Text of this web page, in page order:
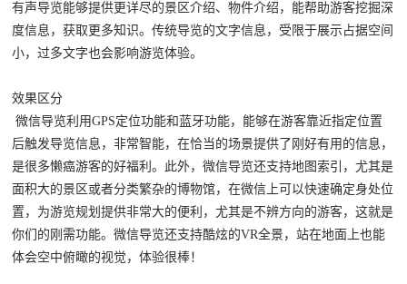
有声导览能够提供更详尽的景区介绍、物件介绍，能帮助游客挖掘深
度信息，获取更多知识。传统导览的文字信息，受限于展示占据空间
小，过多文字也会影响游览体验。
效果区分
微信导览利用GPS定位功能和蓝牙功能，能够在游客靠近指定位置
后触发导览信息，非常智能，在恰当的场景提供了刚好有用的信息，
是很多懒癌游客的好福利。此外，微信导览还支持地图索引，尤其是
面积大的景区或者分类繁杂的博物馆，在微信上可以快速确定身处位
置，为游览规划提供非常大的便利，尤其是不辨方向的游客，这就是
你们的刚需功能。微信导览还支持酷炫的VR全景，站在地面上也能
体会空中俯瞰的视觉，体验很棒！